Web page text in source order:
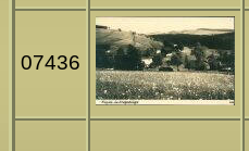
07436